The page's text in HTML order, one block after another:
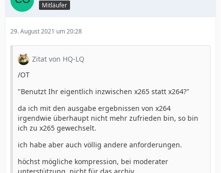
Mitläufer
29. August 2021 um 20:28
Zitat von HQ-LQ
/OT
"Benutzt Ihr eigentlich inzwischen x265 statt x264?"
da ich mit den ausgabe ergebnissen von x264
irgendwie überhaupt nicht mehr zufrieden bin, so bin
ich zu x265 gewechselt.
ich habe aber auch völlig andere anforderungen.
höchst mögliche kompression, bei moderater